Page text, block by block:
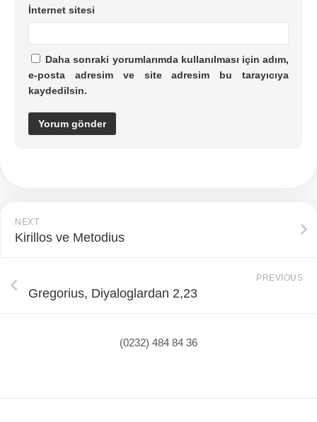
İnternet sitesi
Daha sonraki yorumlarımda kullanılması için adım,
e-posta adresim ve site adresim bu tarayıcıya
kaydedilsin.
NEXT
Kirillos ve Metodius
PREVIOUS
Gregorius, Diyaloglardan 2,23
(0232) 484 84 36